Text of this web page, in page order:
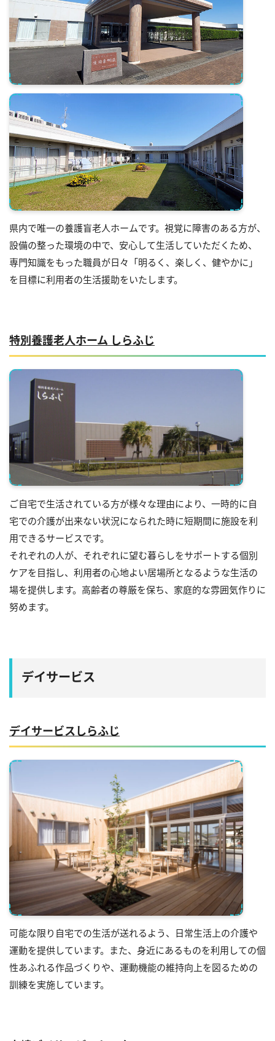
県内で唯一の養護盲老人ホームです。視覚に障害のある方が、
設備の整った環境の中で、安心して生活していただくため、
専門知識をもった職員が日々「明るく、楽しく、健やかに」
を目標に利用者の生活援助をいたします。
特別養護老人ホーム しらふじ
ご自宅で生活されている方が様々な理由により、一時的に自
宅での介護が出来ない状況になられた時に短期間に施設を利
用できるサービスです。
それぞれの人が、それぞれに望む暮らしをサポートする個別
ケアを目指し、利用者の心地よい居場所となるような生活の
場を提供します。高齢者の尊厳を保ち、家庭的な雰囲気作りに
努めます。
デイサービス
デイサービスしらふじ
可能な限り自宅での生活が送れるよう、日常生活上の介護や
運動を提供しています。また、身近にあるものを利用しての個
性あふれる作品づくりや、運動機能の維持向上を図るための
訓練を実施しています。